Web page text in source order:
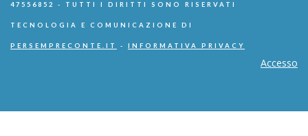
47556852 - TUTTI I DIRITTI SONO RISERVATI
TECNOLOGIA E COMUNICAZIONE DI
PERSEMPRECONTE.IT - INFORMATIVA PRIVACY
Accesso